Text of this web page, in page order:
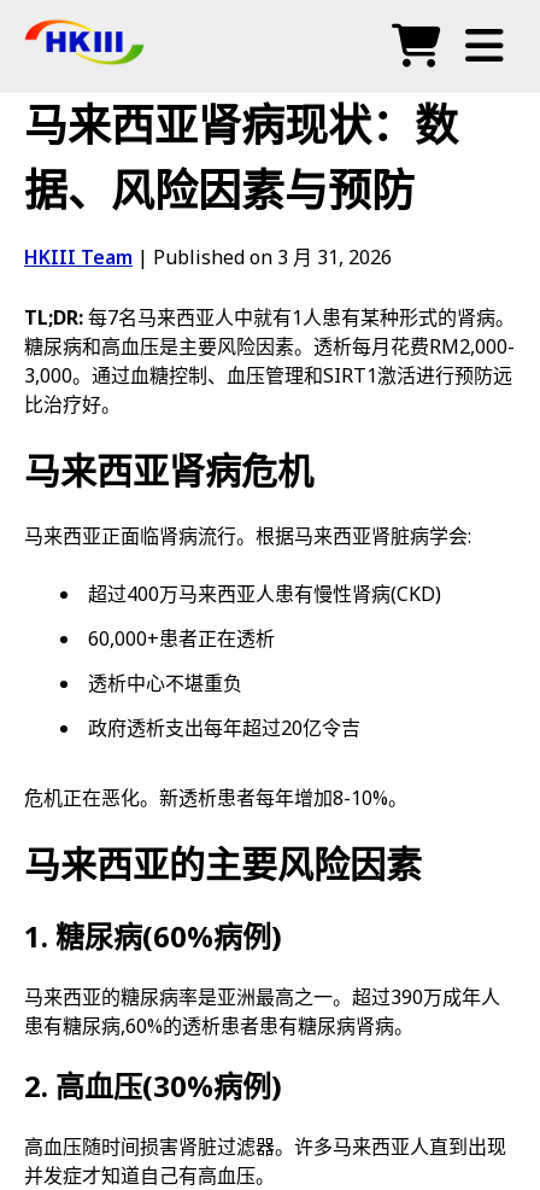
常见问题
博客
授权代理
商店
马来西亚肾病现状：数
据、风险因素与预防
HKIII Team | Published on 3 月 31, 2026
TL;DR:每7名马来西亚人中就有1人患有某种形式的肾病。
糖尿病和高血压是主要风险因素。透析每月花费RM2,000-
3,000。通过血糖控制、血压管理和SIRT1激活进行预防远
比治疗好。
马来西亚肾病危机
马来西亚正面临肾病流行。根据马来西亚肾脏病学会:
超过400万马来西亚人患有慢性肾病(CKD)
60,000+患者正在透析
透析中心不堪重负
政府透析支出每年超过20亿令吉
危机正在恶化。新透析患者每年增加8-10%。
马来西亚的主要风险因素
1. 糖尿病(60%病例)
马来西亚的糖尿病率是亚洲最高之一。超过390万成年人
患有糖尿病,60%的透析患者患有糖尿病肾病。
2. 高血压(30%病例)
高血压随时间损害肾脏过滤器。许多马来西亚人直到出现
并发症才知道自己有高血压。